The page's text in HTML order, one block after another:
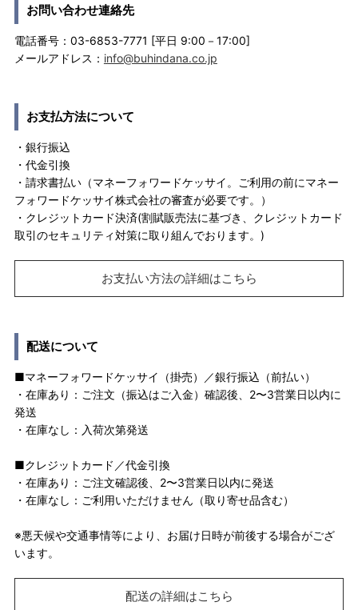
お問い合わせ連絡先
電話番号：03-6853-7771 [平日 9:00－17:00]
メールアドレス： info@buhindana.co.jp
お支払方法について
・銀行振込
・代金引換
・請求書払い（マネーフォワードケッサイ。ご利用の前にマネー
フォワードケッサイ株式会社の審査が必要です。）
・クレジットカード決済(割賦販売法に基づき、クレジットカード
取引のセキュリティ対策に取り組んでおります。)
お支払い方法の詳細はこちら
配送について
■マネーフォワードケッサイ（掛売）／銀行振込（前払い）
・在庫あり：ご注文（振込はご入金）確認後、2〜3営業日以内に
発送
・在庫なし：入荷次第発送
■クレジットカード／代金引換
・在庫あり：ご注文確認後、2〜3営業日以内に発送
・在庫なし：ご利用いただけません（取り寄せ品含む）
※悪天候や交通事情等により、お届け日時が前後する場合がござ
います。
配送の詳細はこちら